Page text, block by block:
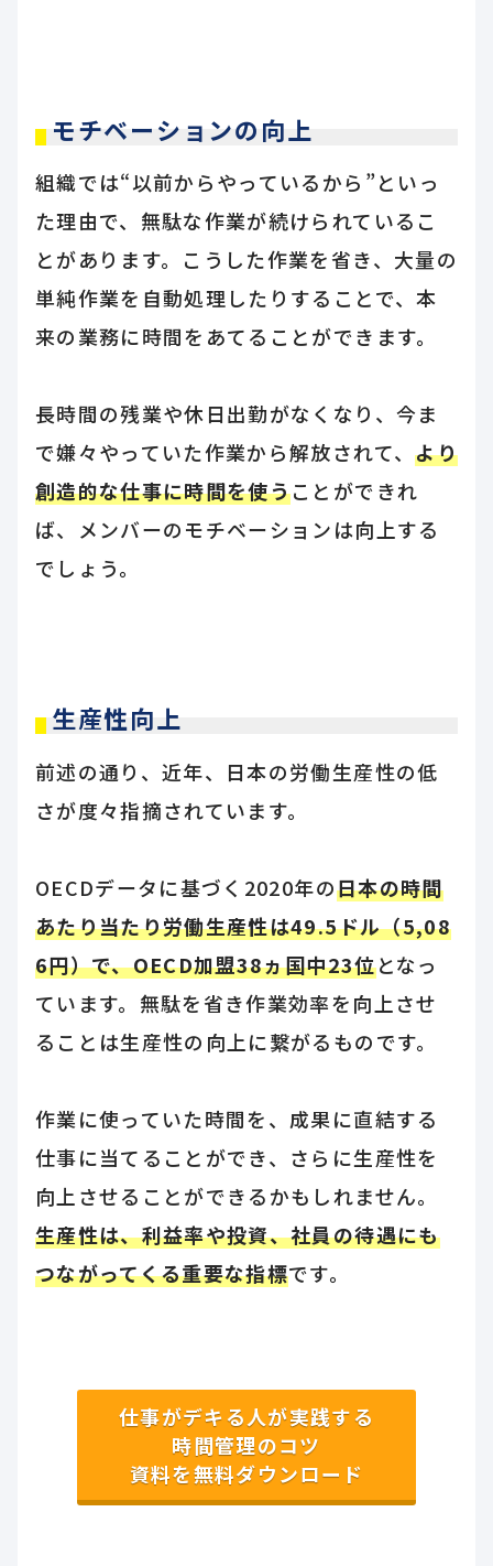
モチベーションの向上
組織では“以前からやっているから”といっ
た理由で、無駄な作業が続けられているこ
とがあります。こうした作業を省き、大量の
単純作業を自動処理したりすることで、本
来の業務に時間をあてることができます。
長時間の残業や休日出勤がなくなり、今ま
で嫌々やっていた作業から解放されて、より
創造的な仕事に時間を使うことができれ
ば、メンバーのモチベーションは向上する
でしょう。
生産性向上
前述の通り、近年、日本の労働生産性の低
さが度々指摘されています。
OECDデータに基づく2020年の日本の時間
あたり当たり労働生産性は49.5ドル（5,08
6円）で、OECD加盟38ヵ国中23位となっ
ています。無駄を省き作業効率を向上させ
ることは生産性の向上に繋がるものです。
作業に使っていた時間を、成果に直結する
仕事に当てることができ、さらに生産性を
向上させることができるかもしれません。
生産性は、利益率や投資、社員の待遇にも
つながってくる重要な指標です。
仕事がデキる人が実践する
時間管理のコツ
資料を無料ダウンロード